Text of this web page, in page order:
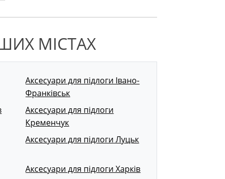
МІСТАХ
Аксесуари для підлоги Івано-
Франківськ
Аксесуари для підлоги
Кременчук
Аксесуари для підлоги Луцьк
Аксесуари для підлоги Харків